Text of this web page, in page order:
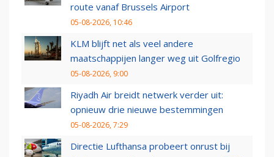
route vanaf Brussels Airport
05-08-2026, 10:46
KLM blijft net als veel andere
maatschappijen langer weg uit Golfregio
05-08-2026, 9:00
Riyadh Air breidt netwerk verder uit:
opnieuw drie nieuwe bestemmingen
05-08-2026, 7:29
Directie Lufthansa probeert onrust bij